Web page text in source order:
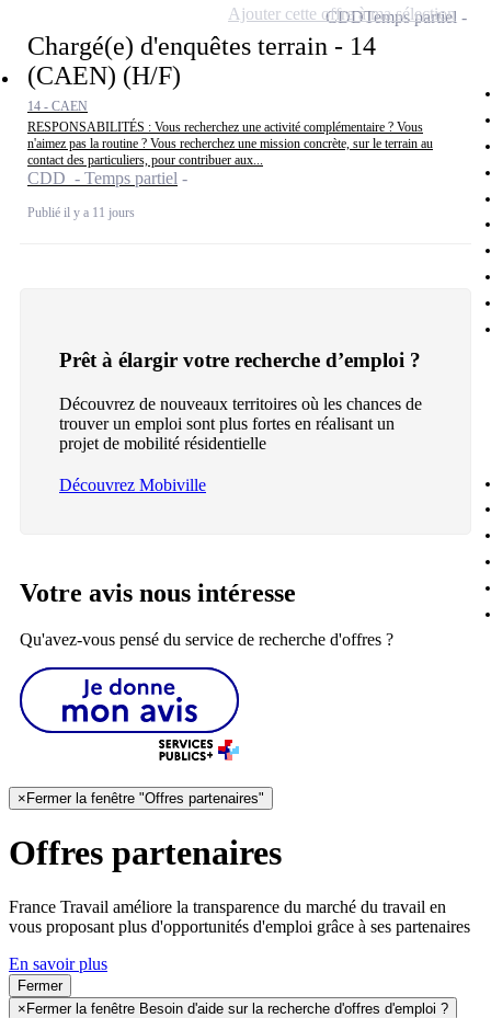
Chargé(e) d'enquêtes terrain - 14
(CAEN) (H/F)
14 - CAEN
RESPONSABILITÉS : Vous recherchez une activité complémentaire ? Vous
n'aimez pas la routine ? Vous recherchez une mission concrète, sur le terrain au
contact des particuliers, pour contribuer aux...
CDD - Temps partiel
Publié il y a 11 jours
CDDTemps partiel
Ajouter cette offre à ma sélection
Prêt à élargir votre recherche d’emploi ?
Découvrez de nouveaux territoires où les chances de
trouver un emploi sont plus fortes en réalisant un
projet de mobilité résidentielle
Découvrez Mobiville
Votre avis nous intéresse
Qu'avez-vous pensé du service de recherche d'offres ?
× Fermer la fenêtre "Offres partenaires"
Offres partenaires
France Travail améliore la transparence du marché du travail en
vous proposant plus d'opportunités d'emploi grâce à ses partenaires
En savoir plus
Fermer
× Fermer la fenêtre Besoin d'aide sur la recherche d'offres d'emploi ?